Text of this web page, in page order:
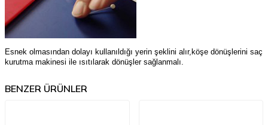
Esnek olmasından dolayı kullanıldığı yerin şeklini alır,köşe dönüşlerini saç
kurutma makinesi ile ısıtılarak dönüşler sağlanmalı.
BENZER ÜRÜNLER